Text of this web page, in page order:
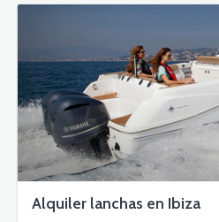
Alquiler lanchas en Ibiza